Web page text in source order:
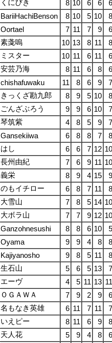
くにびき 8 10 6 6
BariiHachiBenson 8 10 5 10
Oortael 7 11 7 9
素戔嗚 10 13 8 11
ミスター 10 11 6 11
安芸乃海 8 11 6 8
chishafuwaku 11 8 6 9
きっくざ勘九郎 8 9 5 10
ごんざぶろう 9 9 6 10
琴筑紫 4 8 5 9
Gansekiiwa 6 8 8 7
はし 6 6 7 12
長州由紀 7 6 9 11
義栄 8 9 4 15
のもイチロー 6 8 7 11
大雪山 7 8 5 14
大ボラ山 7 7 9 12
Ganzohnesushi 8 8 6 10
Oyama 9 9 4 8
Kajiyanosho 9 8 5 11
生石山 5 6 5 13
エーヴ 4 5 11 13
ＯＧＡＷＡ 7 9 2 9
名もなき英雄 6 11 7 11
いえピー 8 11 6 9
天人花 5 9 4 8